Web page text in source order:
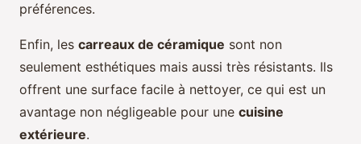
préférences.
Enfin, les carreaux de céramique sont non
seulement esthétiques mais aussi très résistants. Ils
offrent une surface facile à nettoyer, ce qui est un
avantage non négligeable pour une cuisine
extérieure.